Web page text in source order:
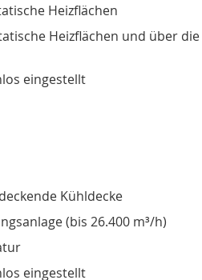
Heizflächen
Heizflächen und über die
eingestellt
Kühldecke
(bis 26.400 m³/h)
eingestellt